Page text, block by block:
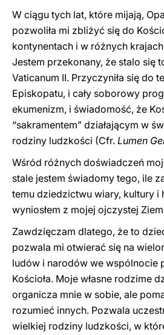
W ciągu tych lat, które mijają,
pozwoliła mi zbliżyć się do
kontynentach i w różnych
Jestem przekonany, że stalo się
Vaticanum II. Przyczyniła się do
Episkopatu, i cały soborowy
ekumenizm, i świadomość, że
“sakramentem” działającym w
rodziny ludzkości (Cfr. Lumen
Wśród różnych doświadczeń
stale jestem świadomy tego, ile
temu dziedzictwu wiary, kultury i
wyniosłem z mojej ojczystej
Zawdzięczam dlatego, że to
pozwala mi otwierać się na
ludów i narodów we wspólnocie
Kościoła. Moje własne rodzime
organicza mnie w sobie, ale
rozumieć innych. Pozwala
wielkiej rodziny ludzkości, w